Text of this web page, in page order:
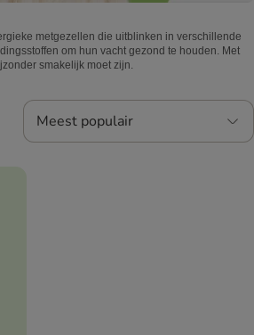
metgezellen die uitblinken in verschillende
om hun vacht gezond te houden. Met
smakelijk moet zijn.
Meest populair